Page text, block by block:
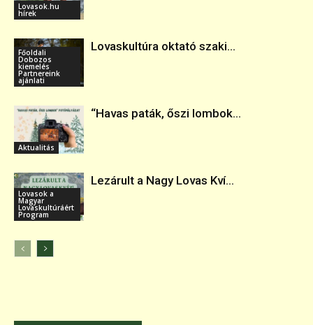
Lovasok.hu
hírek
Főoldali
Dobozos
kiemelés
Partnereink
ajánlati
Lovaskultúra oktató szaki...
Aktualitás
“Havas paták, őszi lombok...
Lovasok a
Magyar
Lovaskultúráért
Program
Lezárult a Nagy Lovas Kví...